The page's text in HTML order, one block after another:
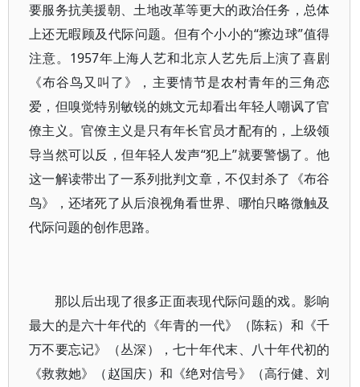
要服务抗美援朝、土地改革等更大的政治任务，总体
上还无暇顾及代际问题。但有个小小的“擦边球”值得
注意。1957年上海人艺和北京人艺先后上演了喜剧
《布谷鸟又叫了》，主要情节是农村青年的三角恋
爱，但嗅觉特别敏锐的姚文元却看出年轻人嘲讽了官
僚主义。官僚主义是只有年长官员才配有的，上级领
导当然可以反，但年轻人发声“犯上”就要警惕了。他
这一解读带出了一系列批判文章，不仅封杀了《布谷
鸟》，还堵死了从后浪视角看世界、哪怕只略微触及
代际问题的创作思路。
那以后出现了很多正面表现代际问题的戏。影响
最大的是六十年代的《年青的一代》（陈耘）和《千
万不要忘记》（丛深），七十年代末、八十年代初的
《救救她》（赵国庆）和《绝对信号》（高行健、刘